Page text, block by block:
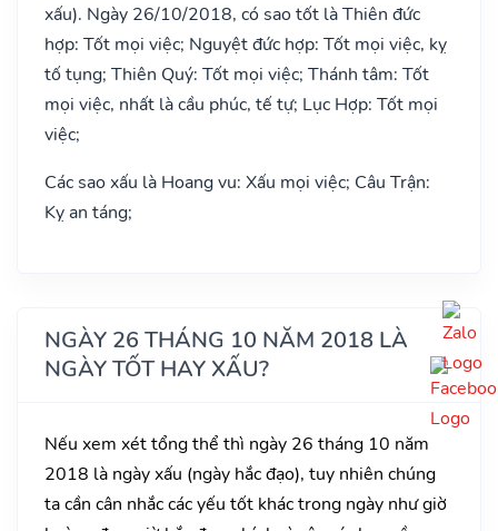
xấu). Ngày 26/10/2018, có sao tốt là Thiên đức
hợp: Tốt mọi việc; Nguyệt đức hợp: Tốt mọi việc, kỵ
tố tụng; Thiên Quý: Tốt mọi việc; Thánh tâm: Tốt
mọi việc, nhất là cầu phúc, tế tự; Lục Hợp: Tốt mọi
việc;
Các sao xấu là Hoang vu: Xấu mọi việc; Câu Trận:
Kỵ an táng;
NGÀY 26 THÁNG 10 NĂM 2018 LÀ
NGÀY TỐT HAY XẤU?
Nếu xem xét tổng thể thì ngày 26 tháng 10 năm
2018 là ngày xấu (ngày hắc đạo), tuy nhiên chúng
ta cần cân nhắc các yếu tốt khác trong ngày như giờ